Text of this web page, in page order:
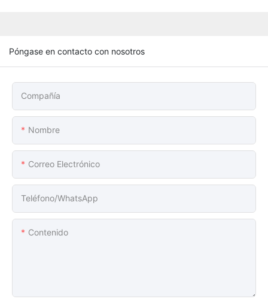
Póngase en contacto con nosotros
Compañía
Nombre
Correo Electrónico
Teléfono/WhatsApp
Contenido